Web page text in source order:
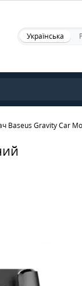
Українська
Baseus Gravity Car